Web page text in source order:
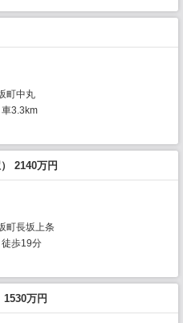
町中丸
車3.3km
2140万円
町長坂上条
徒歩19分
万円